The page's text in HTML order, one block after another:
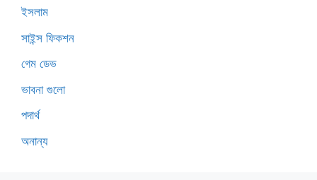
ইসলাম
সাইন্স ফিকশন
গেম ডেভ
ভাবনা গুলো
পদার্থ
অনান্য